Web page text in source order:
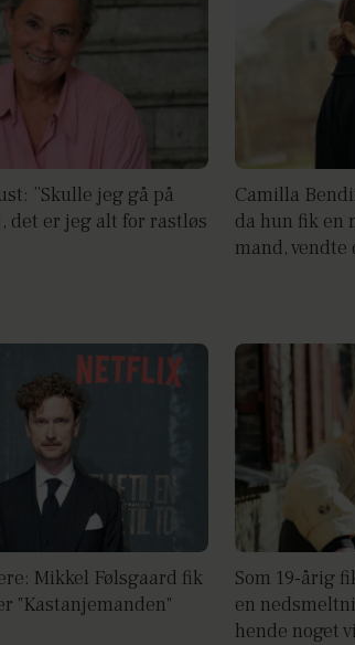
”Skulle jeg gå på
det er jeg alt for rastløs
Camilla
da hun fik en
mand, vendte
Mikkel Følsgaard fik
"Kastanjemanden"
Som 19-årig
en
hende noget